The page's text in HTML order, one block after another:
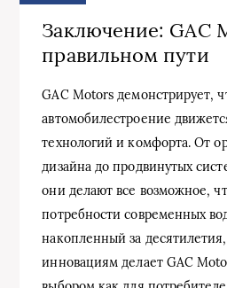
Заключение: GAC
правильном пути
GAC Motors демонстрирует,
автомобилестроение
технологий и комфорта. От
дизайна до продвинутых
они делают все возможное,
потребности современных
накопленный за
инновациям делает GAC